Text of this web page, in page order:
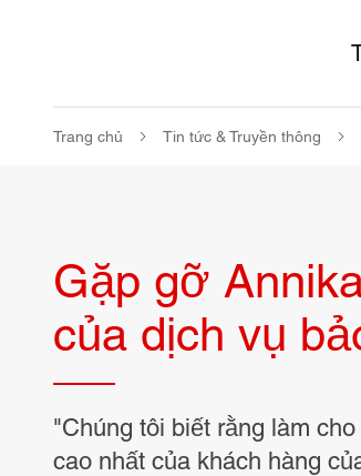
Trang chủ Tin tức & Truyền thông
Gặp gỡ
của dịch vụ
"Chúng tôi biết rằng làm
cao nhất của khách hàng